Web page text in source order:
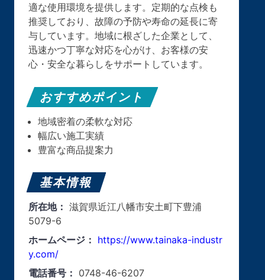
適な使用環境を提供します。定期的な点検も
推奨しており、故障の予防や寿命の延長に寄
与しています。地域に根ざした企業として、
迅速かつ丁寧な対応を心がけ、お客様の安
心・安全な暮らしをサポートしています。
おすすめポイント
地域密着の柔軟な対応
幅広い施工実績
豊富な商品提案力
基本情報
所在地： 滋賀県近江八幡市安土町下豊浦
5079-6
ホームページ： https://www.tainaka-industr
y.com/
電話番号： 0748-46-6207